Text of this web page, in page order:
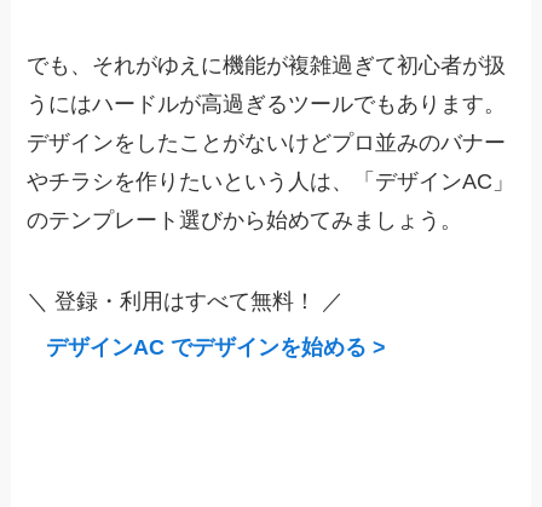
でも、それがゆえに機能が複雑過ぎて初心者が扱
うにはハードルが高過ぎるツールでもあります。
デザインをしたことがないけどプロ並みのバナー
やチラシを作りたいという人は、「デザインAC」
のテンプレート選びから始めてみましょう。
＼ 登録・利用はすべて無料！ ／
デザインAC でデザインを始める >